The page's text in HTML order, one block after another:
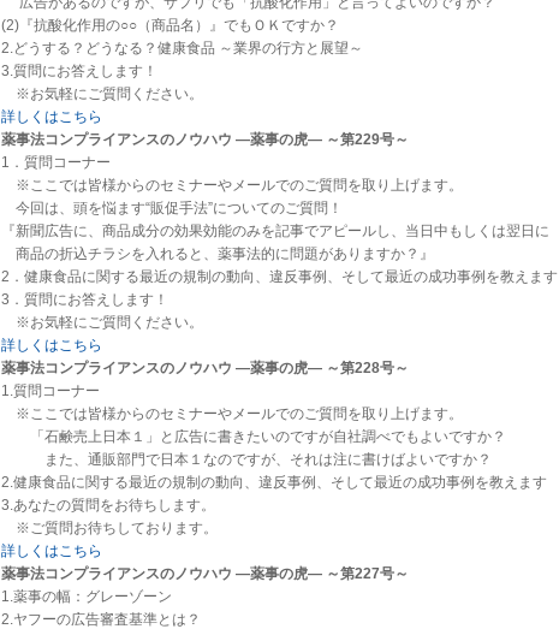
(2)『抗酸化作用の○○（商品名）』でもＯＫですか？
2.どうする？どうなる？健康食品 ～業界の行方と展望～
3.質問にお答えします！
※お気軽にご質問ください。
詳しくはこちら
薬事法コンプライアンスのノウハウ ―薬事の虎― ～第229号～
1．質問コーナー
※ここでは皆様からのセミナーやメールでのご質問を取り上げます。
今回は、頭を悩ます“販促手法”についてのご質問！
『新聞広告に、商品成分の効果効能のみを記事でアピールし、当日中もしくは翌日に
商品の折込チラシを入れると、薬事法的に問題がありますか？』
2．健康食品に関する最近の規制の動向、違反事例、そして最近の成功事例を教えま
3．質問にお答えします！
※お気軽にご質問ください。
詳しくはこちら
薬事法コンプライアンスのノウハウ ―薬事の虎― ～第228号～
1.質問コーナー
※ここでは皆様からのセミナーやメールでのご質問を取り上げます。
「石鹸売上日本１」と広告に書きたいのですが自社調べでもよいですか？
また、通販部門で日本１なのですが、それは注に書けばよいですか？
2.健康食品に関する最近の規制の動向、違反事例、そして最近の成功事例を教えます
3.あなたの質問をお待ちします。
※ご質問お待ちしております。
詳しくはこちら
薬事法コンプライアンスのノウハウ ―薬事の虎― ～第227号～
1.薬事の幅：グレーゾーン
2.ヤフーの広告審査基準とは？